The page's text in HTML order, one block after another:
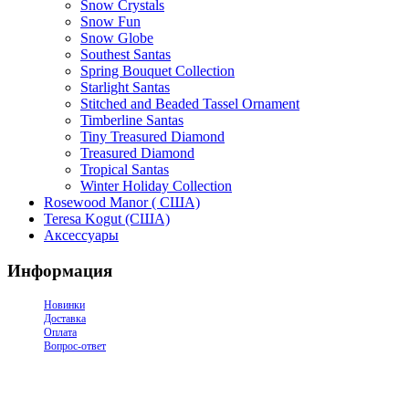
Snow Crystals
Snow Fun
Snow Globe
Southest Santas
Spring Bouquet Collection
Starlight Santas
Stitched and Beaded Tassel Ornament
Timberline Santas
Tiny Treasured Diamond
Treasured Diamond
Tropical Santas
Winter Holiday Collection
Rosewood Manor ( США)
Teresa Kogut (США)
Аксессуары
Информация
Новинки
Доставка
Оплата
Вопрос-ответ